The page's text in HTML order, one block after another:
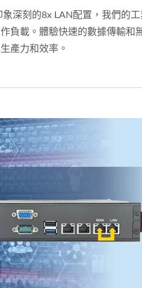
深刻的8x LAN配置，我們的
負載。體驗快速的數據傳輸和
產力和效率。